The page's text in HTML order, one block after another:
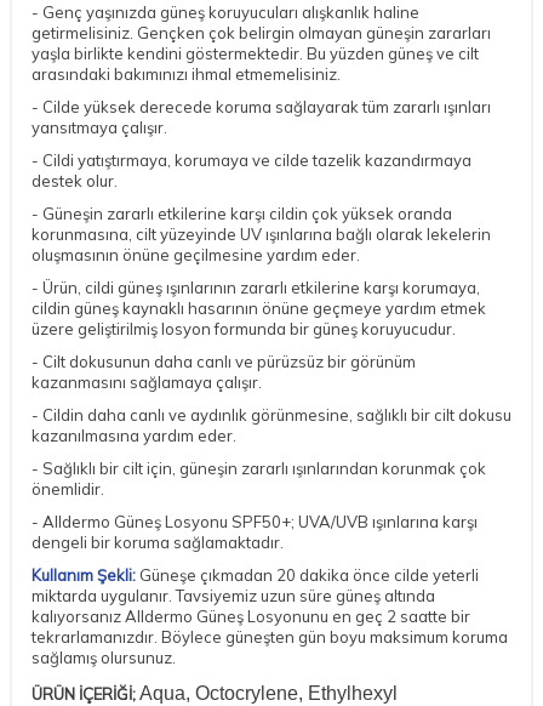
- Genç yaşınızda güneş koruyucuları alışkanlık haline
getirmelisiniz. Gençken çok belirgin olmayan güneşin zararları
yaşla birlikte kendini göstermektedir. Bu yüzden güneş ve cilt
arasındaki bakımınızı ihmal etmemelisiniz.
- Cilde yüksek derecede koruma sağlayarak tüm zararlı ışınları
yansıtmaya çalışır.
- Cildi yatıştırmaya, korumaya ve cilde tazelik kazandırmaya
destek olur.
- Güneşin zararlı etkilerine karşı cildin çok yüksek oranda
korunmasına, cilt yüzeyinde UV ışınlarına bağlı olarak lekelerin
oluşmasının önüne geçilmesine yardım eder.
- Ürün, cildi güneş ışınlarının zararlı etkilerine karşı korumaya,
cildin güneş kaynaklı hasarının önüne geçmeye yardım etmek
üzere geliştirilmiş losyon formunda bir güneş koruyucudur.
- Cilt dokusunun daha canlı ve pürüzsüz bir görünüm
kazanmasını sağlamaya çalışır.
- Cildin daha canlı ve aydınlık görünmesine, sağlıklı bir cilt dokusu
kazanılmasına yardım eder.
- Sağlıklı bir cilt için, güneşin zararlı ışınlarından korunmak çok
önemlidir.
- Alldermo Güneş Losyonu SPF50+; UVA/UVB ışınlarına karşı
dengeli bir koruma sağlamaktadır.
Kullanım Şekli: Güneşe çıkmadan 20 dakika önce cilde yeterli
miktarda uygulanır. Tavsiyemiz uzun süre güneş altında
kalıyorsanız Alldermo Güneş Losyonunu en geç 2 saatte bir
tekrarlamanızdır. Böylece güneşten gün boyu maksimum koruma
sağlamış olursunuz.
ÜRÜN İÇERİĞİ;Aqua, Octocrylene, Ethylhexyl